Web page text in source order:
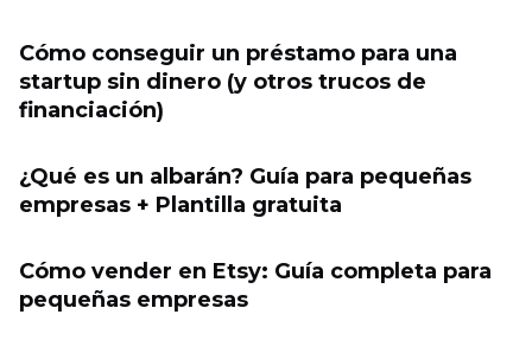
Cómo conseguir un préstamo para una
startup sin dinero (y otros trucos de
financiación)
¿Qué es un albarán? Guía para pequeñas
empresas + Plantilla gratuita
Cómo vender en Etsy: Guía completa para
pequeñas empresas